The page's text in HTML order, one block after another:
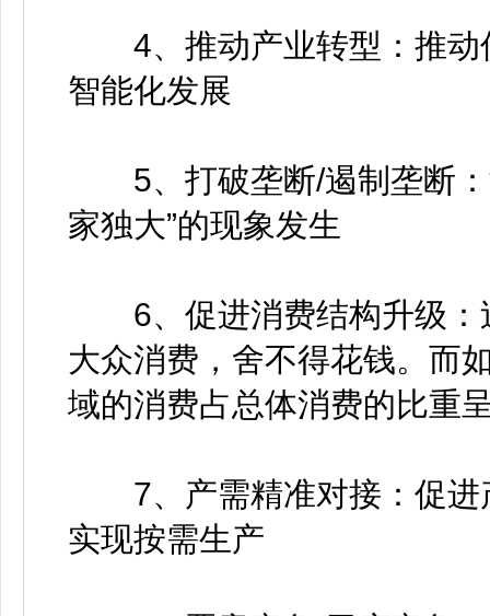
4、推动产业转型：推动
智能化发展
5、打破垄断/遏制垄断：
家独大”的现象发生
6、促进消费结构升级：
大众消费，舍不得花钱。而
域的消费占总体消费的比重
7、产需精准对接：促进
实现按需生产